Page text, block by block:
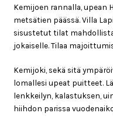
Kemijoen rannalla, upean
metsätien päässä. Villa
sisustetut tilat
jokaiselle. Tilaa
Kemijoki, sekä sitä
lomallesi upeat puitteet.
lenkkeilyn, kalastuksen,
hiihdon parissa